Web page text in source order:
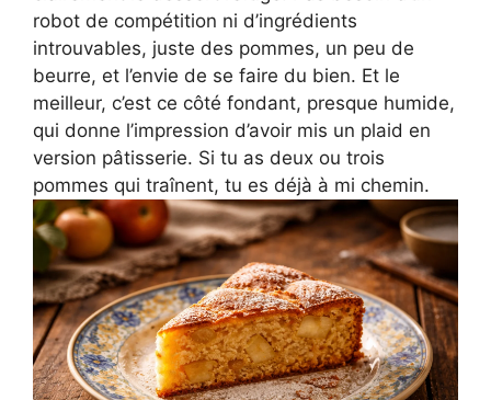
robot de compétition ni d’ingrédients
introuvables, juste des pommes, un peu de
beurre, et l’envie de se faire du bien. Et le
meilleur, c’est ce côté fondant, presque humide,
qui donne l’impression d’avoir mis un plaid en
version pâtisserie. Si tu as deux ou trois
pommes qui traînent, tu es déjà à mi chemin.